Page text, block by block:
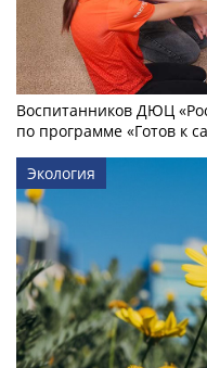
Воспитанников ДЮЦ
по программе «Готов к
Экология